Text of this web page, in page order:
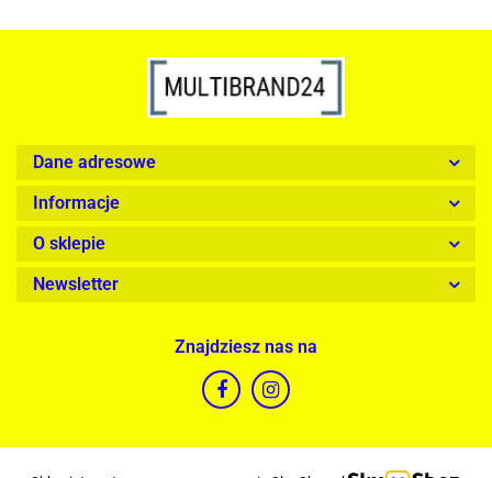
Dane adresowe
Informacje
O sklepie
Newsletter
Znajdziesz nas na